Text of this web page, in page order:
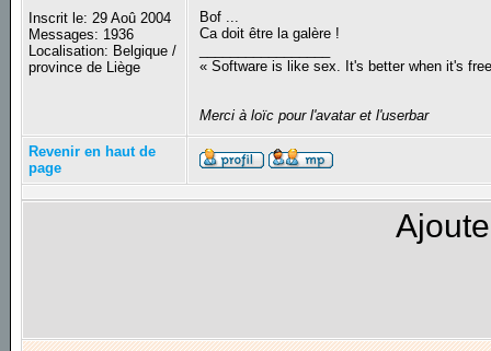
Inscrit le: 29 Aoû 2004
Messages: 1936
Localisation: Belgique /
province de Liège
Bof ...
Ca doit être la galère !
« Software is like sex. It's better when it's
Merci à loïc pour l'avatar et l'userbar
Revenir en haut de
page